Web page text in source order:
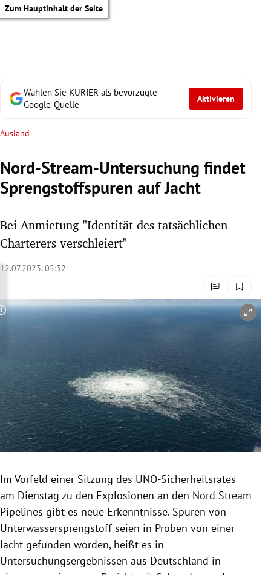
Zum Hauptinhalt der Seite
Untermenü
Untermenü
Untermenü
Untermenü
Untermenü
Untermenü
Wählen Sie KURIER als bevorzugte
Google-Quelle
Aktivieren
Ausland
Nord-Stream-Untersuchung findet
Sprengstoffspuren auf Jacht
Bei Anmietung "Identität des tatsächlichen
Charterers verschleiert"
12.07.2023, 05:32
Copyright-Hinweis öffnen/schließen
Im Vorfeld einer Sitzung des UNO-Sicherheitsrates
am Dienstag zu den Explosionen an den Nord Stream
Pipelines gibt es neue Erkenntnisse. Spuren von
Unterwassersprengstoff seien in Proben von einer
Jacht gefunden worden, heißt es in
Untersuchungsergebnissen aus Deutschland in